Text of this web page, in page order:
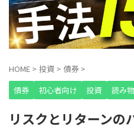
HOME > 投資 > 債券 >
債券
初心者向け 投資 読み物
リスクとリターンの